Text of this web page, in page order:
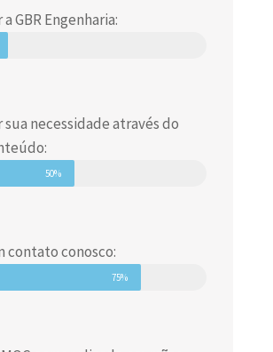
GBR Engenharia:
necessidade através do
50%
contato conosco:
75%